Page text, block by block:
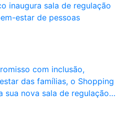
inaugura sala de regulação
estar de pessoas
com inclusão,
das famílias, o Shopping
sua nova sala de regulação…